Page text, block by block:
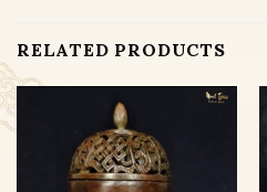
RELATED PRODUCTS